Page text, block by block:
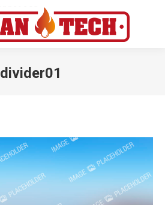
divider01